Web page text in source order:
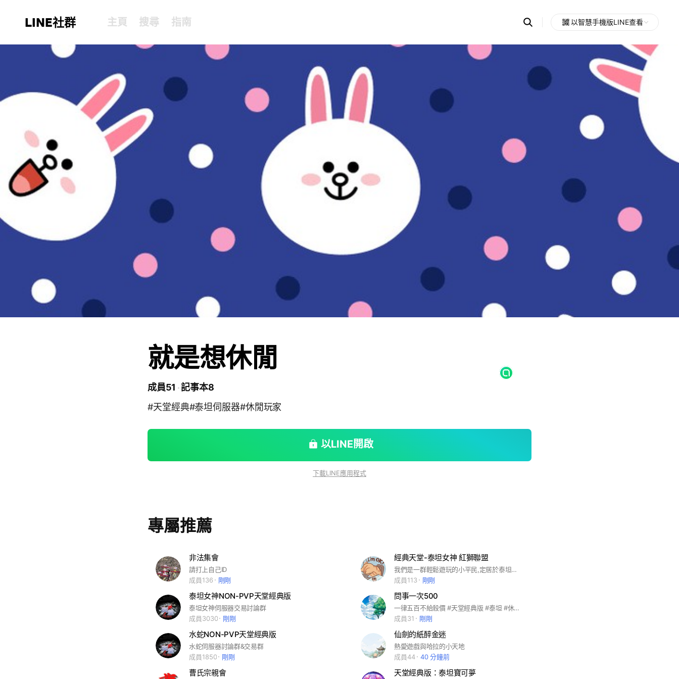
LINE社群 主頁 搜尋 指南 Search
OpenChats
messages
search
以智慧手機版LINE查看
就是想休閒
成員51 記事本8
#天堂經典#泰坦伺服器#休閒玩家
以LINE開啟
下載LINE應用程式
專屬推薦
非法集會
請打上自己ID
成員136
剛剛
經典天堂-泰坦女神 紅獅聯盟
我們是一群輕鬆遊玩的小平民,定居於泰坦女神!大家多多聊天互相交流!
成員113
剛剛
泰坦女神NON-PVP天堂經典版
泰坦女神伺服器交易討論群
成員3030
剛剛
問事一次500
一律五百不給殺價 #天堂經典版 #泰坦 #休閒盟
成員31
剛剛
水蛇NON-PVP天堂經典版
水蛇伺服器討論群&交易群
成員1850
剛剛
仙劍的紙醉金迷
熱愛遊戲與哈拉的小天地
成員44
40 分鐘前
曹氏宗親會 天堂經典版：泰坦寶可夢